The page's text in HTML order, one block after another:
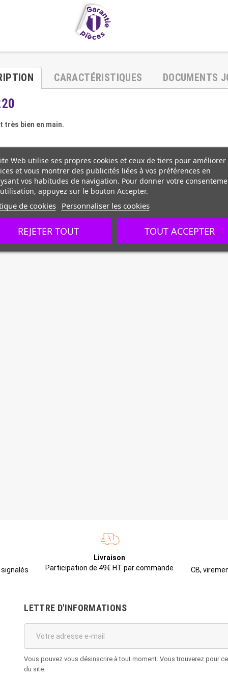
CARACTÉRISTIQUES DOCUMENTS
très bien en main.
Livraison
Participation de 49€ HT par commande
CB,
LETTRE D'INFORMATIONS
Vous pouvez vous désinscrire à tout moment. Vous trouverez pour
du site.
Web utilise ses propres cookies et ceux de tiers pour améliorer
et vous montrer des publicités liées à vos préférences en
vos habitudes de navigation. Pour donner votre
appuyez sur le bouton Accepter.
de cookies Personnaliser les cookies
REJETER TOUT TOUT ACCEPTER